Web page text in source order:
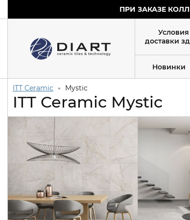
ПРИ ЗАКАЗЕ
Условия
доставки
Новинки
ITT Ceramic Mystic
ITT Ceramic Mystic